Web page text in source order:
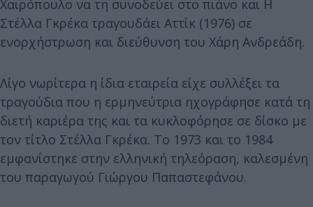
Χαιρόπουλο να τη συνοδεύει στο πιάνο και Η
Στέλλα Γκρέκα τραγουδάει Αττίκ (1976) σε
ενορχήστρωση και διεύθυνση του Χάρη Ανδρεάδη.
Λίγο νωρίτερα η ίδια εταιρεία είχε συλλέξει τα
τραγούδια που η ερμηνεύτρια ηχογράφησε κατά τη
διετή καριέρα της και τα κυκλοφόρησε σε δίσκο με
τον τίτλο Στέλλα Γκρέκα. Το 1973 και το 1984
εμφανίστηκε στην ελληνική τηλεόραση, καλεσμένη
του παραγωγού Γιώργου Παπαστεφάνου.